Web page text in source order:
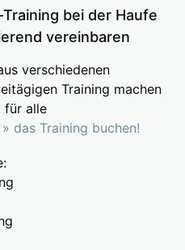
bei der Haufe
vereinbaren
verschiedenen
Training machen
für alle
» das Training buchen!